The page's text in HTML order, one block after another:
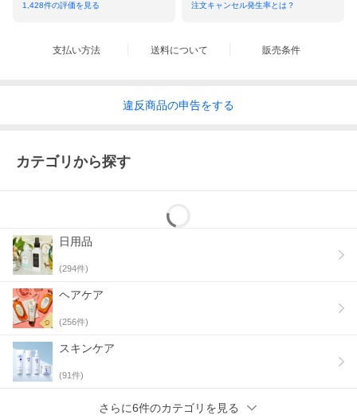
1,428件の評価を見る 注文キャンセル発生率とは？
支払い方法 送料について 販売条件
違反商品の申告をする
カテゴリから探す
日用品
(294件)
ヘアケア
(256件)
スキンケア
(91件)
さらに6件のカテゴリを見る